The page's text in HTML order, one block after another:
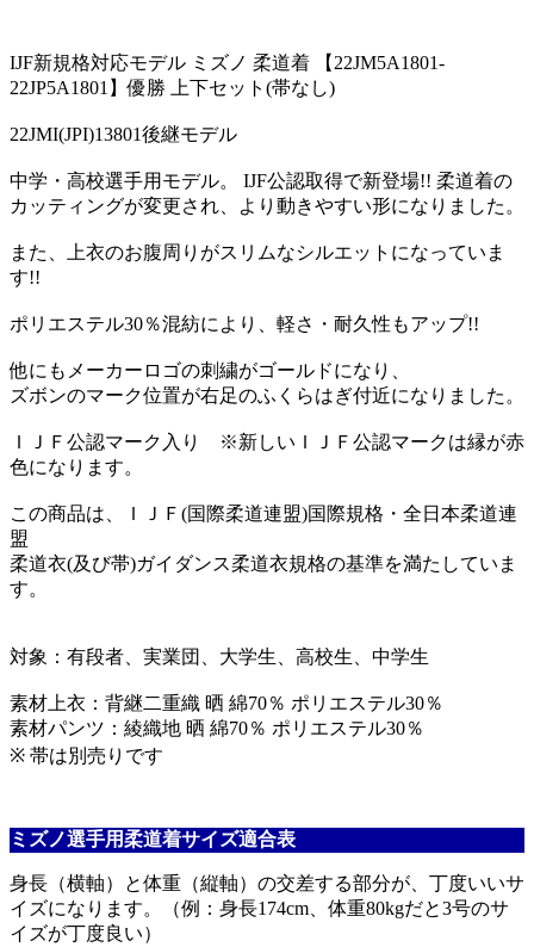
IJF新規格対応モデル ミズノ 柔道着 【22JM5A1801-
22JP5A1801】優勝 上下セット(帯なし)
22JMI(JPI)13801後継モデル
中学・高校選手用モデル。 IJF公認取得で新登場!! 柔道着の
カッティングが変更され、より動きやすい形になりました。
また、上衣のお腹周りがスリムなシルエットになっていま
す!!
ポリエステル30％混紡により、軽さ・耐久性もアップ!!
他にもメーカーロゴの刺繍がゴールドになり、
ズボンのマーク位置が右足のふくらはぎ付近になりました。
ＩＪＦ公認マーク入り ※新しいＩＪＦ公認マークは縁が赤
色になります。
この商品は、ＩＪＦ(国際柔道連盟)国際規格・全日本柔道連
盟
柔道衣(及び帯)ガイダンス柔道衣規格の基準を満たしていま
す。
対象：有段者、実業団、大学生、高校生、中学生
素材上衣：背継二重織 晒 綿70％ ポリエステル30％
素材パンツ：綾織地 晒 綿70％ ポリエステル30％
※ 帯は別売りです
ミズノ選手用柔道着サイズ適合表
身長（横軸）と体重（縦軸）の交差する部分が、丁度いいサ
イズになります。（例：身長174cm、体重80kgだと3号のサ
イズが丁度良い）